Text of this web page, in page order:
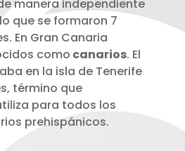
manera independiente
que se formaron 7
En Gran Canaria
como canarios. El
en la isla de Tenerife
término que
para todos los
prehispánicos.